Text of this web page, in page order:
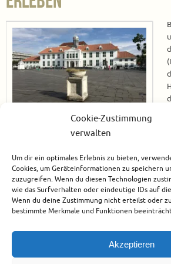
Cookie-Zustimmung
verwalten
Um dir ein optimales Erlebnis zu bieten,
Cookies, um Geräteinformationen zu speichern
zuzugreifen. Wenn du diesen Technologien
wie das Surfverhalten oder eindeutige IDs auf
Wenn du deine Zustimmung nicht erteilst oder
bestimmte Merkmale und Funktionen
Akzeptieren
aus gesehen. Und da Hischam an diesem Tag
Vogel… Früh am Morgen haben wir uns schon
Weiterlesen
Juni 2, 2017 Asien,Indonesien,Jakarta,